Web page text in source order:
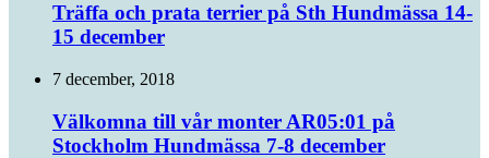
Träffa och prata terrier på Sth Hundmässa 14-
15 december
7 december, 2018
Välkomna till vår monter AR05:01 på
Stockholm Hundmässa 7-8 december